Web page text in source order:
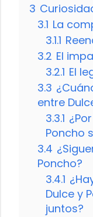
3
3.1 La
3.1.1
3.2 El
3.2.1 El
3.3
entre
3.3.1
Poncho
3.4
Poncho?
3.4.1
Dulce y
juntos?